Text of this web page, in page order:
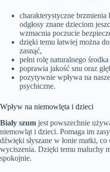
charakterystyczne brzmienia
odgłosy znane dzieciom
wzmacnia poczucie
dzięki temu łatwiej można
zasnąć,
pełni rolę naturalnego
poprawia jakość snu oraz
pozytywnie wpływa na
psychiczne.
Wpływ na niemowlęta i dzieci
Biały szum jest powszechnie
niemowląt i dzieci. Pomaga im
dźwięki słyszane w łonie matki, co
wyciszenia. Dzięki temu maluchy
spokojnie.